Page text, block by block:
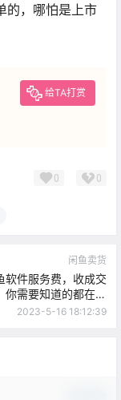
的，哪怕是上市
给TA打赏
0 0
闲鱼卖货
软件服务费，收成交
你需要知道的都在这
里
2023-5-16 18:12:39